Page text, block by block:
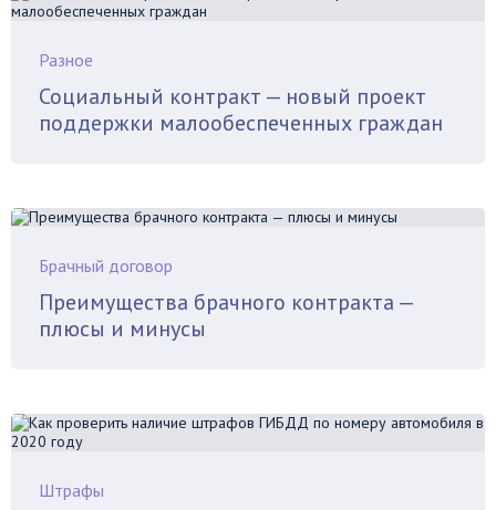
Разное
Социальный контракт — новый проект
поддержки малообеспеченных граждан
Брачный договор
Преимущества брачного контракта —
плюсы и минусы
Штрафы